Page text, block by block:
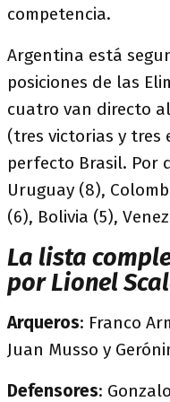
competencia.
Argentina está
posiciones de las
cuatro van directo
(tres victorias y tres
perfecto Brasil. Por
Uruguay (8),
(6), Bolivia (5),
La lista
por Lionel
Arqueros: Franco
Juan Musso y
Defensores: